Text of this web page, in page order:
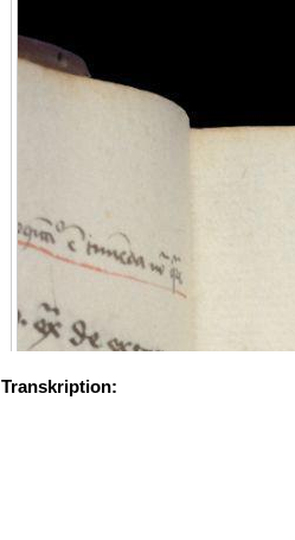
Transkription: